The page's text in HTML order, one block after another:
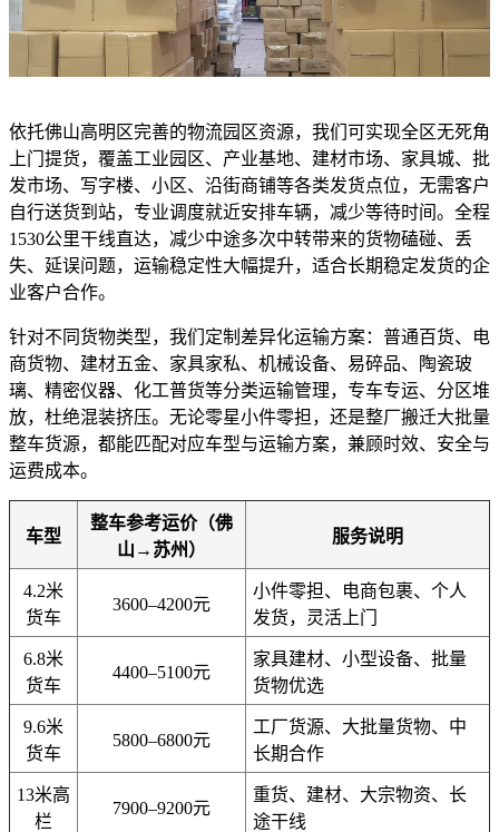
依托佛山高明区完善的物流园区资源，我们可实现全区无死角
上门提货，覆盖工业园区、产业基地、建材市场、家具城、批
发市场、写字楼、小区、沿街商铺等各类发货点位，无需客户
自行送货到站，专业调度就近安排车辆，减少等待时间。全程
1530公里干线直达，减少中途多次中转带来的货物磕碰、丢
失、延误问题，运输稳定性大幅提升，适合长期稳定发货的企
业客户合作。
针对不同货物类型，我们定制差异化运输方案：普通百货、电
商货物、建材五金、家具家私、机械设备、易碎品、陶瓷玻
璃、精密仪器、化工普货等分类运输管理，专车专运、分区堆
放，杜绝混装挤压。无论零星小件零担，还是整厂搬迁大批量
整车货源，都能匹配对应车型与运输方案，兼顾时效、安全与
运费成本。
车型
整车参考运价（佛
山→苏州）
服务说明
4.2米
货车
3600–4200元
小件零担、电商包裹、个人
发货，灵活上门
6.8米
货车
4400–5100元
家具建材、小型设备、批量
货物优选
9.6米
货车
5800–6800元
工厂货源、大批量货物、中
长期合作
13米高
栏
7900–9200元
重货、建材、大宗物资、长
途干线